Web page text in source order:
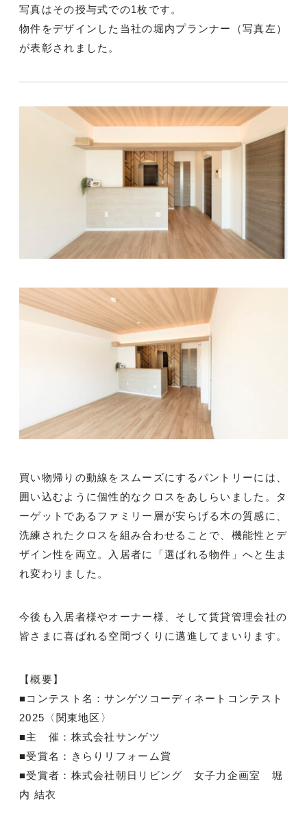
写真はその授与式での1枚です。
物件をデザインした当社の堀内プランナー（写真左）
が表彰されました。
買い物帰りの動線をスムーズにするパントリーには、
囲い込むように個性的なクロスをあしらいました。タ
ーゲットであるファミリー層が安らげる木の質感に、
洗練されたクロスを組み合わせることで、機能性とデ
ザイン性を両立。入居者に「選ばれる物件」へと生ま
れ変わりました。
今後も入居者様やオーナー様、そして賃貸管理会社の
皆さまに喜ばれる空間づくりに邁進してまいります。
【概要】
■コンテスト名：サンゲツコーディネートコンテスト
2025〈関東地区〉
■主 催：株式会社サンゲツ
■受賞名：きらりリフォーム賞
■受賞者：株式会社朝日リビング 女子力企画室 堀
内 結衣